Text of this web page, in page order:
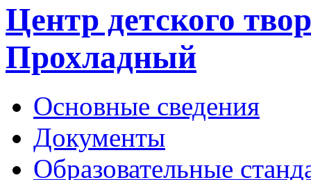
Центр детского
Прохладный
Основные сведения
Документы
Образовательные